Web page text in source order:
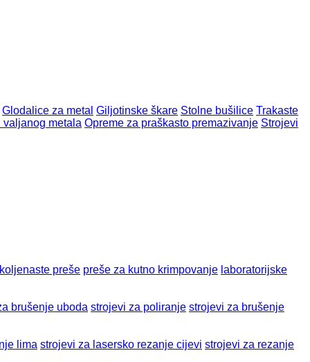
Glodalice za metal Giljotinske škare Stolne bušilice Trakaste
valjanog metala Opreme za praškasto premazivanje Strojevi
koljenaste preše preše za kutno krimpovanje laboratorijske
brušenje uboda strojevi za poliranje strojevi za brušenje
lima strojevi za lasersko rezanje cijevi strojevi za rezanje